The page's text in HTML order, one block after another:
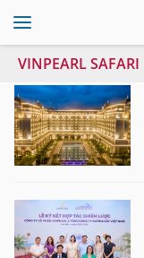
VINPEARL SAFARI